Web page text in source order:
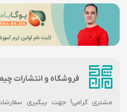
فروشگاه و انتشارات
مشتری گرامی! جهت پیگیری سفارشات